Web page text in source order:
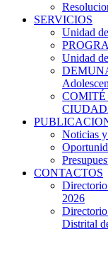
SERVICIOS
Unidad
Unidad
Noticias
CONTACTOS
2026
Distrital